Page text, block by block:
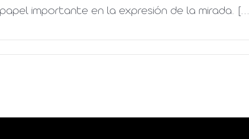
importante en la expresión de la mirada. [...]